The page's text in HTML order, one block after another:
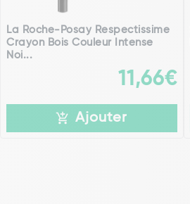
La Roche-Posay Respectissime
Crayon Bois Couleur Intense
Noi...
11,66€
Ajouter